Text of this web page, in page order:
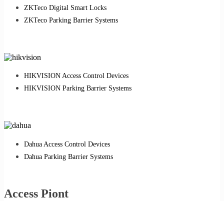
ZKTeco Digital Smart Locks
ZKTeco Parking Barrier Systems
HIKVISION Access Control Devices
HIKVISION Parking Barrier Systems
Dahua Access Control Devices
Dahua Parking Barrier Systems
Access Piont